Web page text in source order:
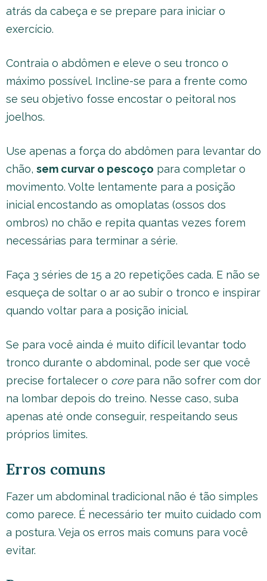
atrás da cabeça e se prepare para iniciar o
exercício.
Contraia o abdômen e eleve o seu tronco o
máximo possível. Incline-se para a frente como
se seu objetivo fosse encostar o peitoral nos
joelhos.
Use apenas a força do abdômen para levantar do
chão, sem curvar o pescoço para completar o
movimento. Volte lentamente para a posição
inicial encostando as omoplatas (ossos dos
ombros) no chão e repita quantas vezes forem
necessárias para terminar a série.
Faça 3 séries de 15 a 20 repetições cada. E não se
esqueça de soltar o ar ao subir o tronco e inspirar
quando voltar para a posição inicial.
Se para você ainda é muito difícil levantar todo
tronco durante o abdominal, pode ser que você
precise fortalecer o corepara não sofrer com dor
na lombar depois do treino. Nesse caso, suba
apenas até onde conseguir, respeitando seus
próprios limites.
Erros comuns
Fazer um abdominal tradicional não é tão simples
como parece. É necessário ter muito cuidado com
a postura. Veja os erros mais comuns para você
evitar.